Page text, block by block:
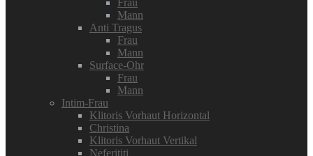
Frau
Mann
Anti Tragus
Frau
Mann
Surface-Ohr
Frau
Mann
Intim-Frau
Klitoris Vorhaut Horizontal
Christina
Klitoris Vorhaut Vertikal
Neferititi